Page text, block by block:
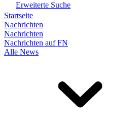
Erweiterte Suche
Startseite
Nachrichten
Nachrichten
Nachrichten auf FN
Alle News